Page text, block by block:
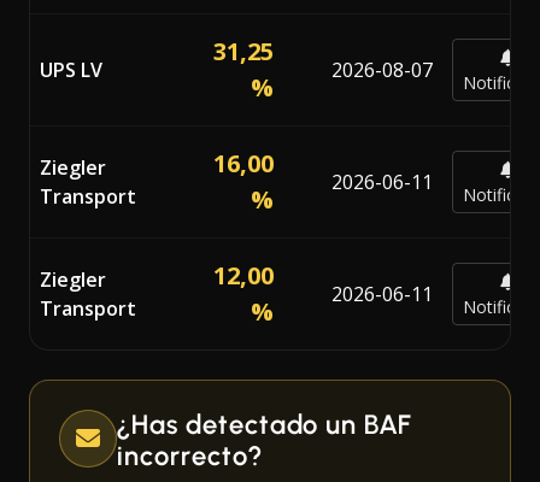
UPS LV
31,25
%
2026-08-07
Ziegler
Transport
16,00
%
2026-06-11
Ziegler
Transport
12,00
%
2026-06-11
¿Has detectado un BAF
incorrecto?